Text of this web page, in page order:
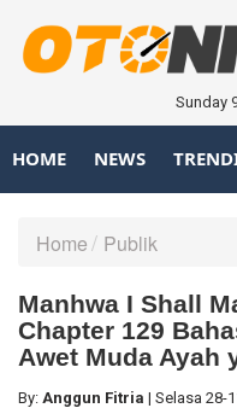
Sunday
HOME NEWS
Home Publik
Manhwa I Shall
Chapter 129
Awet Muda Ayah
By: Anggun Fitria | Selasa 28-